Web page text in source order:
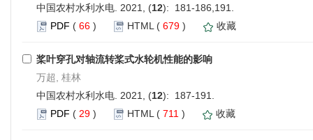
中国农村水利水电. 2021, (12): 181-186,191.
PDF ( 66 ) HTML ( 679 ) 收藏
桨叶穿孔对轴流转桨式水轮机性能的影响
万超, 桂林
中国农村水利水电. 2021, (12): 187-191.
PDF ( 29 ) HTML ( 711 ) 收藏